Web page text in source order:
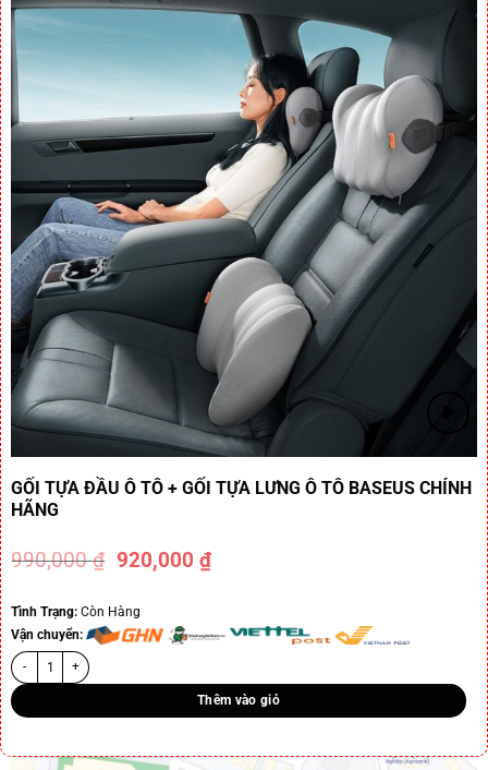
GỐI TỰA ĐẦU Ô TÔ + GỐI TỰA LƯNG Ô TÔ BASEUS CHÍNH
HÃNG
990,000₫ 920,000₫
Tình Trạng:Còn Hàng
Vận chuyển:
Thêm vào giỏ